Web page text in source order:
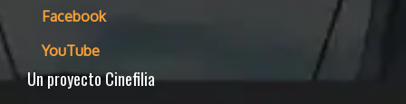
Facebook
YouTube
Un proyecto Cinefilia